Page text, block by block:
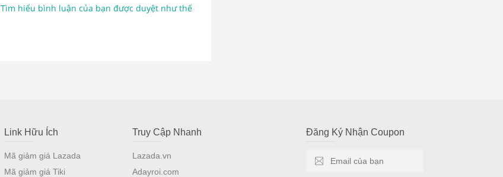
Tìm hiểu bình luận của bạn được duyệt như thế
Link Hữu Ích
Mã giảm giá Lazada
Mã giảm giá Tiki
Truy Cập Nhanh
Lazada.vn
Adayroi.com
Đăng Ký Nhận Coupon